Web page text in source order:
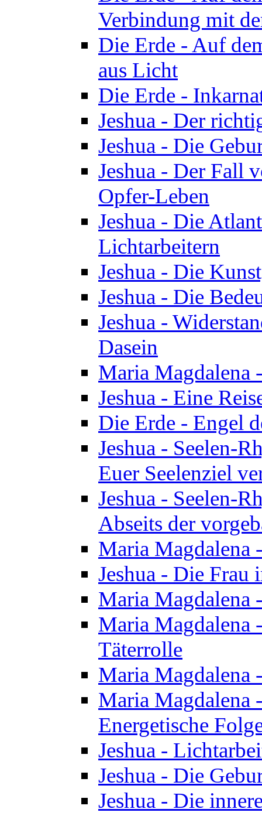
Verbindung mit
Die Erde - Auf
aus Licht
Die Erde -
Jeshua - Der
Jeshua - Die
Jeshua - Der Fall
Opfer-Leben
Jeshua - Die
Lichtarbeitern
Jeshua - Die
Jeshua - Die
Jeshua -
Dasein
Maria Magdalena
Jeshua - Eine
Die Erde - Engel
Jeshua - Seelen-
Euer Seelenziel
Jeshua - Seelen-
Abseits der
Maria Magdalena
Jeshua - Die Frau
Maria Magdalena
Maria Magdalena
Täterrolle
Maria Magdalena
Maria Magdalena
Energetische
Jeshua -
Jeshua - Die
Jeshua - Die